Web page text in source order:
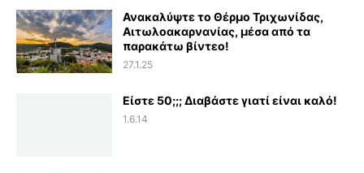
Ανακαλύψτε το Θέρμο Τριχωνίδας,
Αιτωλοακαρνανίας, μέσα από τα
παρακάτω βίντεο!
27.1.25
Είστε 50;;; Διαβάστε γιατί είναι καλό!
1.6.14